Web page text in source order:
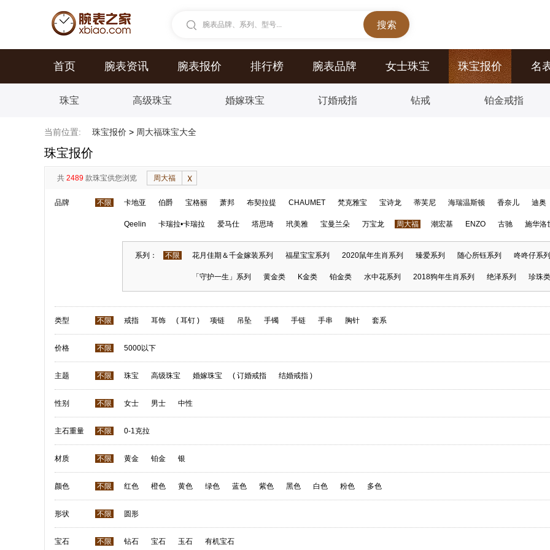
腕表品牌、系列、型号...
首页 腕表资讯 腕表报价 排行榜 腕表品牌 女士珠宝 珠宝报价 名
珠宝 高级珠宝 婚嫁珠宝 订婚戒指 钻戒 铂金戒指
当前位置: 珠宝报价 > 周大福珠宝大全
珠宝报价
共 2489 款珠宝供您浏览 周大福
品牌 不限 卡地亚 伯爵 宝格丽 萧邦 布契拉提 CHAUMET 梵克雅宝 宝诗龙 蒂芙尼 海瑞温斯顿 香奈儿 迪奥
Qeelin 卡瑞拉•卡瑞拉 爱马仕 塔思琦 玳美雅 宝曼兰朵 万宝龙 周大福 潮宏基 ENZO 古驰 施华洛
系列： 不限 花月佳期＆千金嫁装系列 福星宝宝系列 2020鼠年生肖系列 臻爱系列 随心所钰系列 咚咚仔系列
「守护一生」系列 黄金类 K金类 铂金类 水中花系列 2018狗年生肖系列 绝泽系列 珍珠类
类型 不限 戒指 耳饰 ( 耳钉 ) 项链 吊坠 手镯 手链 手串 胸针 套系
价格 不限 5000以下
主题 不限 珠宝 高级珠宝 婚嫁珠宝 ( 订婚戒指 结婚戒指 )
性别 不限 女士 男士 中性
主石重量 不限 0-1克拉
材质 不限 黄金 铂金 银
颜色 不限 红色 橙色 黄色 绿色 蓝色 紫色 黑色 白色 粉色 多色
形状 不限 圆形
宝石 不限 钻石 宝石 玉石 有机宝石